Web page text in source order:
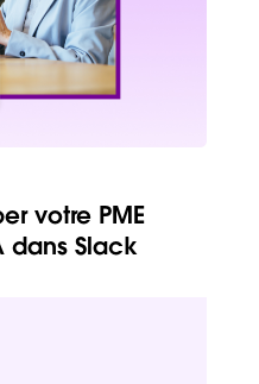
votre PME
dans Slack